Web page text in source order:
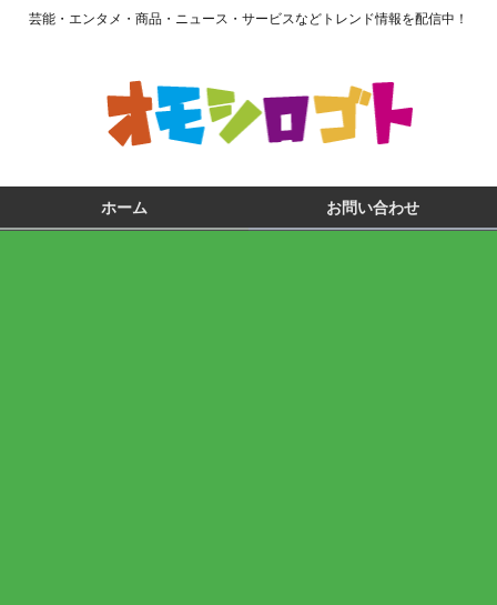
芸能・エンタメ・商品・ニュース・サービスなどトレンド情報を配信中！
ホーム お問い合わせ